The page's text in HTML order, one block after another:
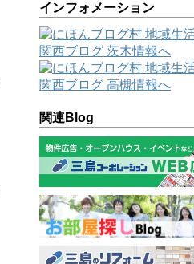
インフォメーション
関連Blog